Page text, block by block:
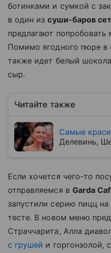
ботинками и сумкой с
в один изсуши-баров
предлагают
Помимо ягодного пюре в
также идет белый
сыр.
Читайте также
Самые
Делевинь,
Если хочется чего-то
отправляемся в Garda
запустили серию пицц
тесте. В новом меню
Страччарита, Алла
с грушей и горгонзолой,